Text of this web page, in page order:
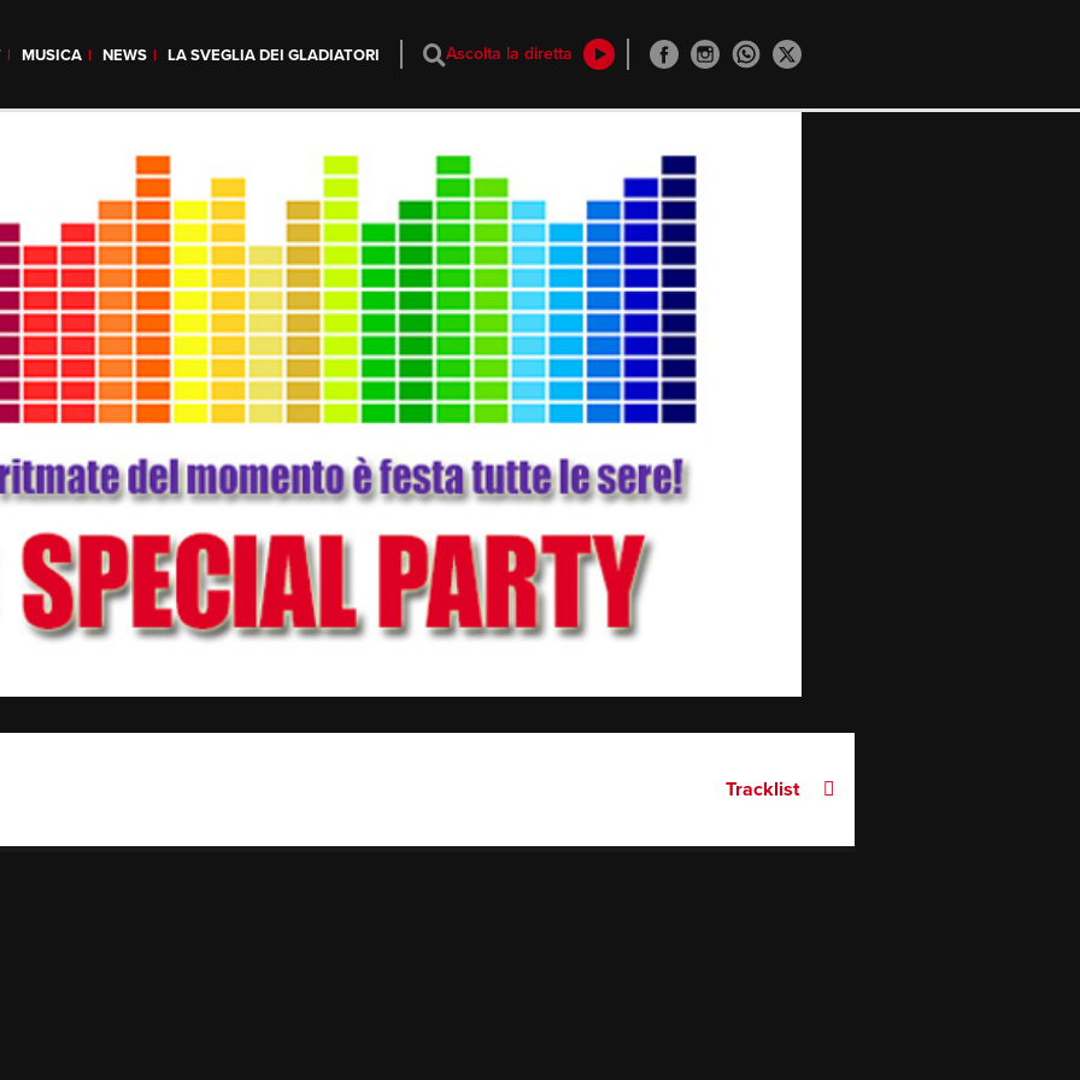
MUSICA NEWS LA SVEGLIA DEI GLADIATORI Ascolta la diretta
Tracklist